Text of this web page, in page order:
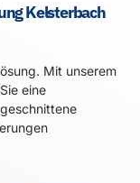
Kelsterbach
Mit unserem
eine